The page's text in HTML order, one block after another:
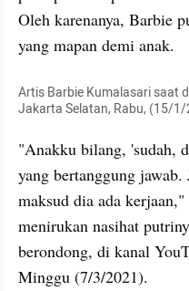
Oleh karenanya, Barbie
yang mapan demi anak.
Artis Barbie Kumalasari saat
Jakarta Selatan, Rabu, (15/
"Anakku bilang, 'sudah,
yang bertanggung
maksud dia ada
menirukan nasihat
berondong, di kanal
Minggu (7/3/2021).